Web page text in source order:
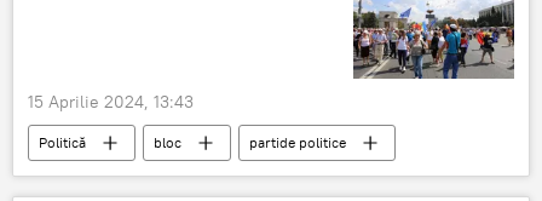
15 Aprilie 2024, 13:43
Politică bloc partide politice